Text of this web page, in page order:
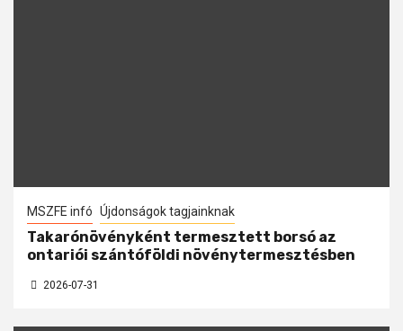
MSZFE infó Újdonságok tagjainknak
Takarónövényként termesztett borsó az
ontariói szántóföldi növénytermesztésben
2026-07-31